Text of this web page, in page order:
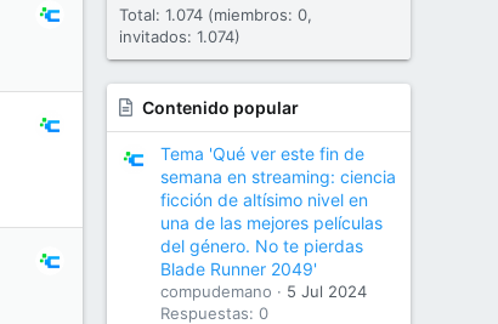
Total: 1.074 (miembros: 0,
invitados: 1.074)
Contenido popular
Tema 'Qué ver este fin de
semana en streaming: ciencia
ficción de altísimo nivel en
una de las mejores películas
del género. No te pierdas
Blade Runner 2049'
compudemano
5 Jul 2024
Respuestas: 0